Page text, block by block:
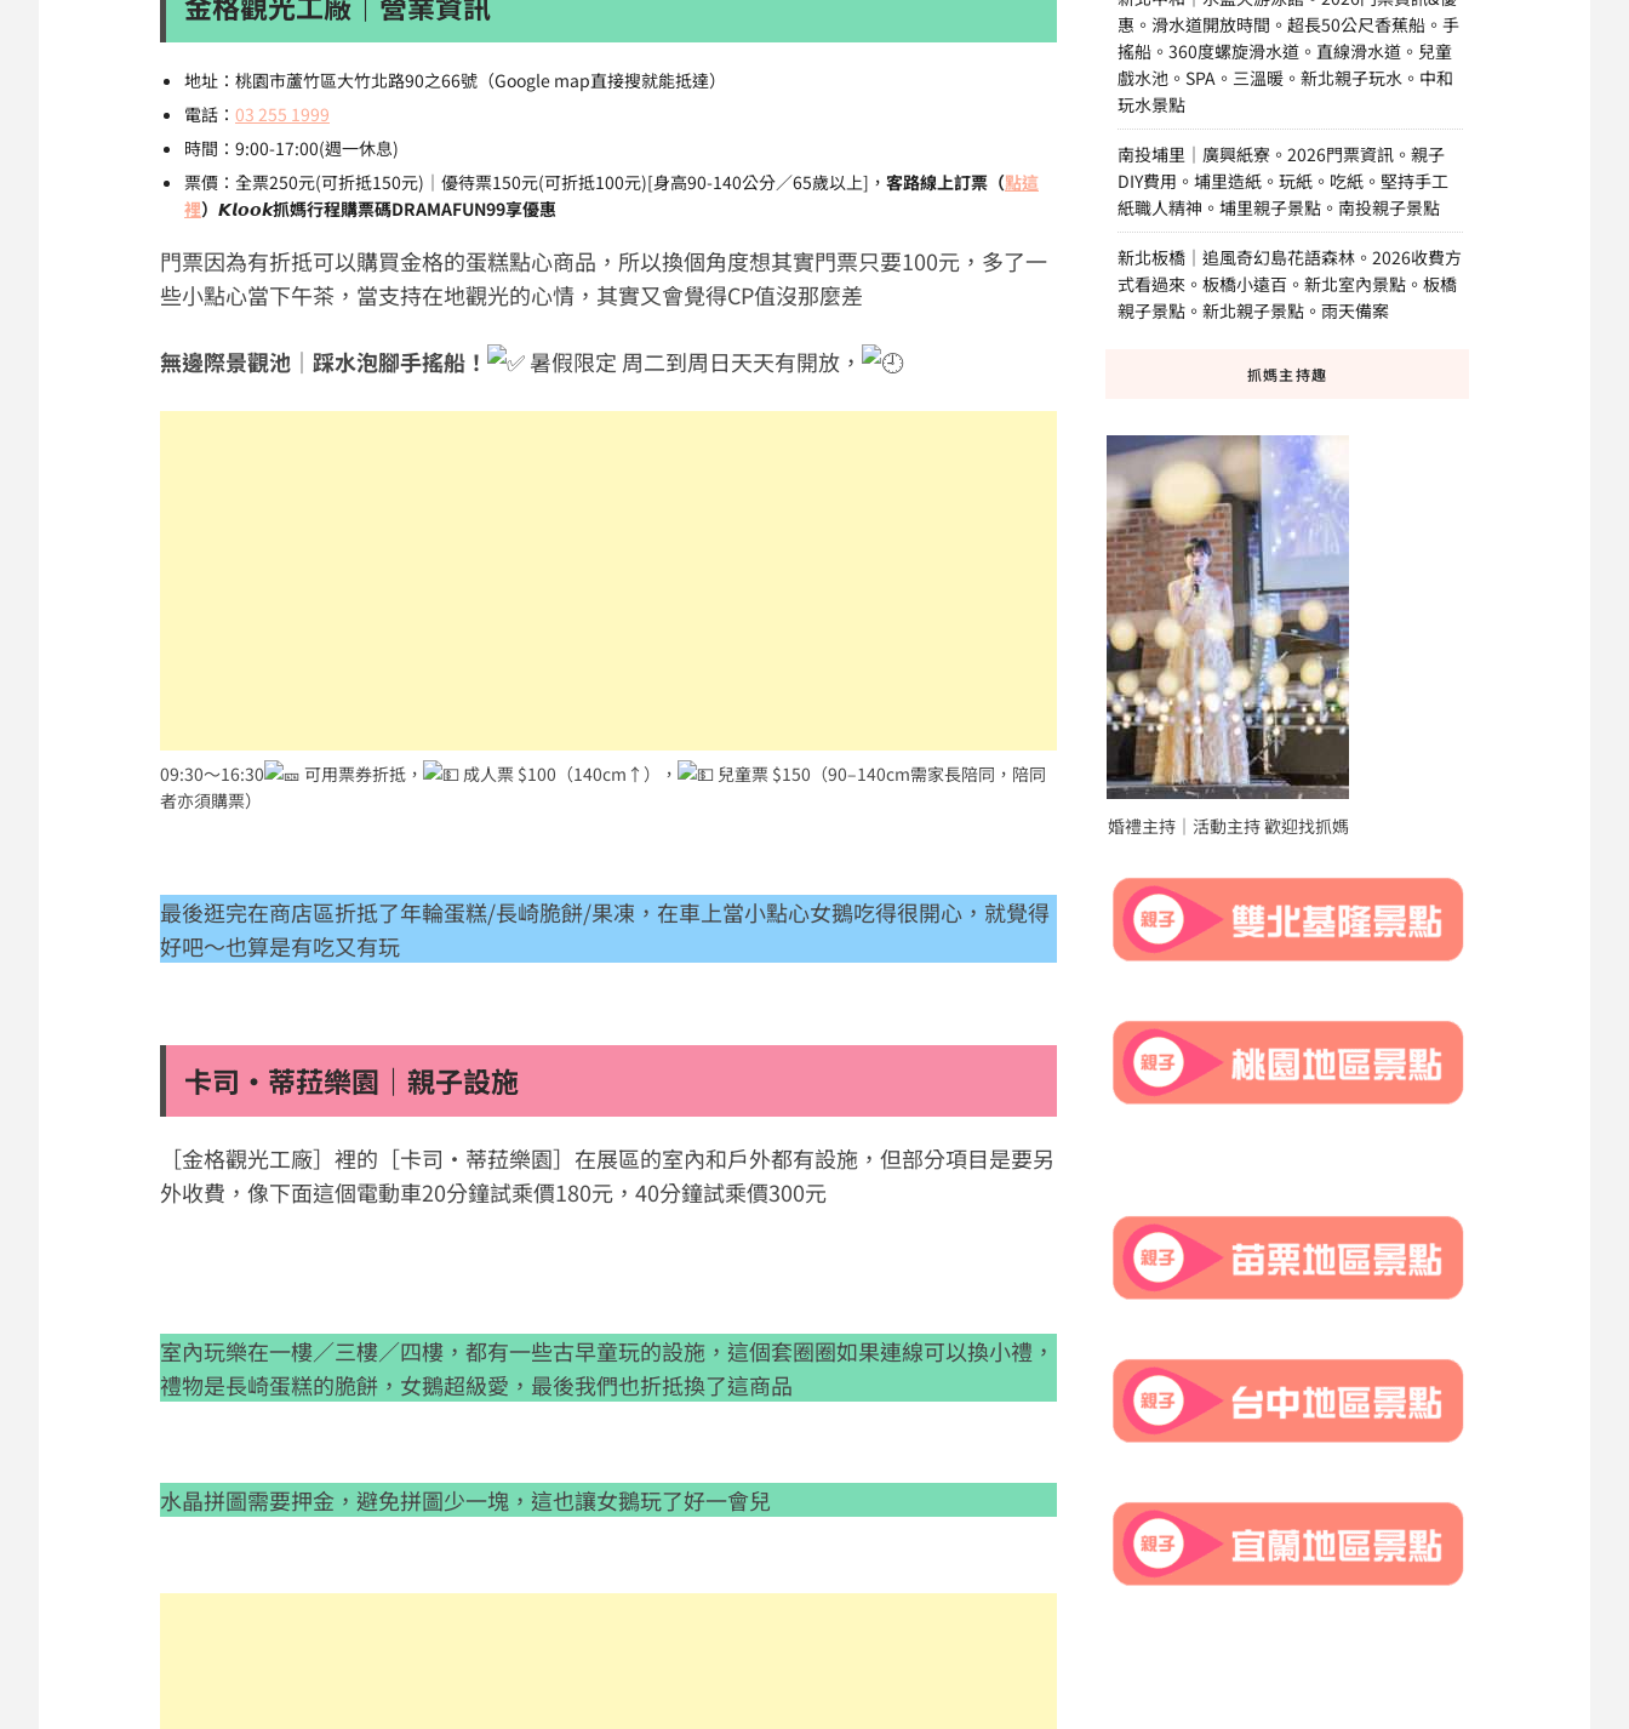
地址：桃園市蘆竹區大竹北路90之66號（Google map直接搜就能抵達）
電話： 03 255 1999
時間：9:00-17:00(週一休息)
票價：全票250元(可折抵150元)｜優待票150元(可折抵100元)[身高90-140公分／65歲以上]， 客路線上訂票（點這
裡）𝙆𝙡𝙤𝙤𝙠抓媽行程購票碼DRAMAFUN99享優惠
門票因為有折抵可以購買金格的蛋糕點心商品，所以換個角度想其實門票只要100元，多了一
些小點心當下午茶，當支持在地觀光的心情，其實又會覺得CP值沒那麼差
無邊際景觀池 ｜ 踩水泡腳手搖船！ 暑假限定 周二到周日天天有開放，
09:30～16:30 可用票券折抵， 成人票 $100（140cm↑），
兒童票 $150（90–140cm需家長陪同，陪同
者亦須購票）
最後逛完在商店區折抵了年輪蛋糕/長崎脆餅/果凍，在車上當小點心女鵝吃得很開心，就覺得
好吧～也算是有吃又有玩
卡司·蒂菈樂園｜親子設施
［金格觀光工廠］裡的［卡司·蒂菈樂園］在展區的室內和戶外都有設施，但部分項目是要另
外收費，像下面這個電動車20分鐘試乘價180元，40分鐘試乘價300元
室內玩樂在一樓／三樓／四樓，都有一些古早童玩的設施，這個套圈圈如果連線可以換小禮，
禮物是長崎蛋糕的脆餅，女鵝超級愛，最後我們也折抵換了這商品
水晶拼圖需要押金，避免拼圖少一塊，這也讓女鵝玩了好一會兒
惠。滑水道開放時間。超長50公尺香蕉船。手
搖船。360度螺旋滑水道。直線滑水道。兒童
戲水池。SPA。三溫暖。新北親子玩水。中和
玩水景點
南投埔里｜廣興紙寮。2026門票資訊。親子
DIY費用。埔里造紙。玩紙。吃紙。堅持手工
紙職人精神。埔里親子景點。南投親子景點
新北板橋｜追風奇幻島花語森林。2026收費方
式看過來。板橋小遠百。新北室內景點。板橋
親子景點。新北親子景點。雨天備案
抓媽主持趣
婚禮主持｜活動主持 歡迎找抓媽